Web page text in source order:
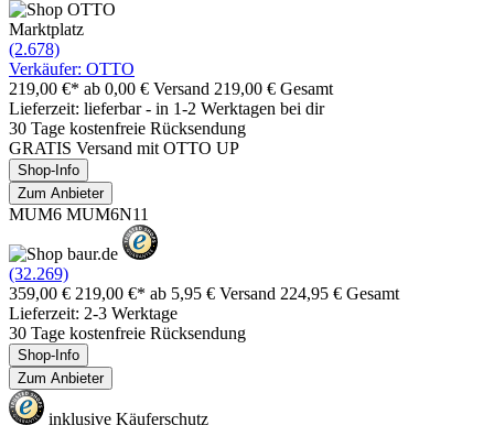
Marktplatz
(2.678)
Verkäufer: OTTO
219,00 €* ab 0,00 € Versand 219,00 € Gesamt
Lieferzeit: lieferbar - in 1-2 Werktagen bei dir
30 Tage kostenfreie Rücksendung
GRATIS Versand mit OTTO UP
Shop-Info
Zum Anbieter
MUM6 MUM6N11
(32.269)
359,00 € 219,00 €* ab 5,95 € Versand 224,95 € Gesamt
Lieferzeit: 2-3 Werktage
30 Tage kostenfreie Rücksendung
Shop-Info
Zum Anbieter
inklusive Käuferschutz